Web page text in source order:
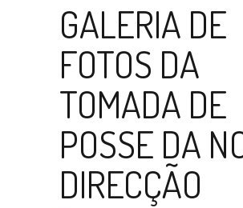
GALERIA DE
FOTOS DA
TOMADA DE
POSSE DA
DIRECÇÃO